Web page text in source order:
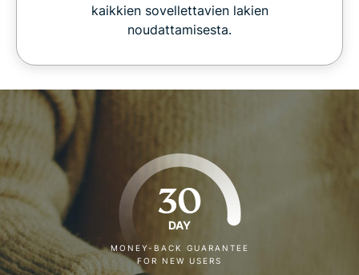
kaikkien sovellettavien lakien
noudattamisesta.
30
DAY
MONEY-BACK GUARANTEE
FOR NEW USERS